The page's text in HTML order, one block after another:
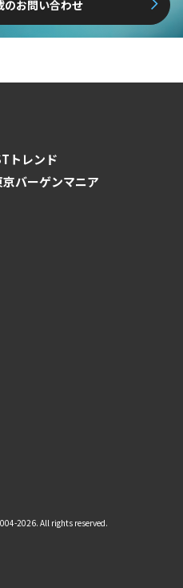
のお問い合わせ
トレンド
京バーゲンマニア
2026. All rights reserved.